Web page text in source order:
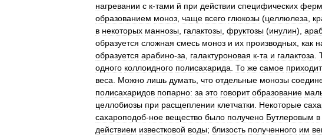
нагревании с к-тами й при действии специфических
образованием моноз чаще всего глюкозы (целлюлеза
в некоторых маннозы галактозы фруктозы (инулин),
образуется сложная смесь моноз и их производных как
образуется арабино-за галактуроновая к-та и галактоза
одного коллоидного полисахарида То же самое
веса
Можно лишь думать что отдельные монозы
полисахаридов попарно: за это говорит образование
целлобиозы при расщеплении клетчатки Некоторые
сахароподоб-ное вещество было получено Бутлеровым в
действием известковой воды; близость полученного им